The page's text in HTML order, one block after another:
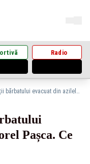
Radio
S-a aflat cauza morții bărbatului evacuat din azilele lui Viorel Pașca. Ce au stabilit medicii legiști
Pașca. Ce